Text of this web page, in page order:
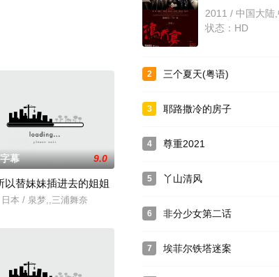
饰）家暂住，令摇滚老炮儿崔达成意外发现，只要女儿在家，他的
通缉。警察上门调查，引出方圆一家三代人的离散命运。
十分紧缺，一座大型水电站建设已迫在眉睫。时值汛期，百年难
幕 9.0
以替妹妹插进去的姐姐
本 / 泉梦,,三浦舞奈
状态：HD
2 三个夏天(粤语)
3 耶路撒冷的房子
4 尊重2021
5 丫山清风
6 非分少女第二话
7 埃菲尔铁塔迷案